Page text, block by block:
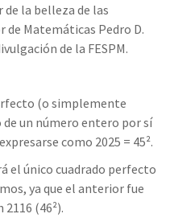
la belleza de las
Matemáticas Pedro D.
de la FESPM.
(o simplemente
un número entero por sí
como 2025 = 45².
el único cuadrado perfecto
ya que el anterior fue
(46²).